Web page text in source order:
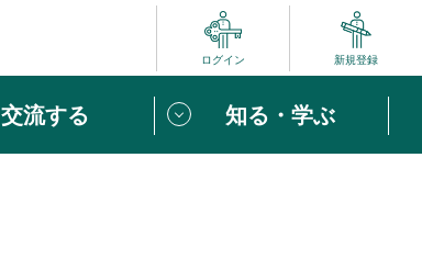
ログイン 新規登録
交流する 知る・学ぶ